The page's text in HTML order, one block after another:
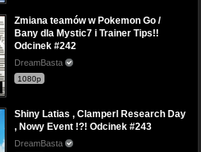
Zmiana teamów w Pokemon Go /
Bany dla Mystic7 i Trainer Tips!!
Odcinek #242
DreamBasta
1080p
Shiny Latias , Clamperl Research Day
, Nowy Event !?! Odcinek #243
DreamBasta